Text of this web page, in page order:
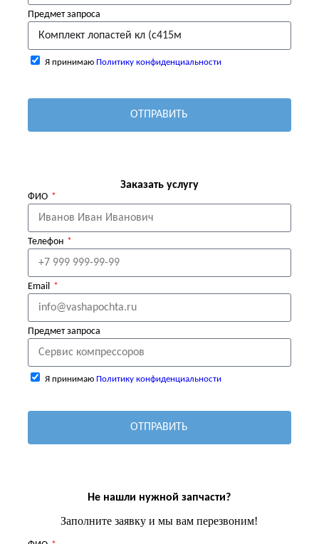
Предмет запроса
Я принимаю Политику конфиденциальности
ОТПРАВИТЬ
Заказать услугу
ФИО
Телефон
Email
Предмет запроса
Я принимаю Политику конфиденциальности
ОТПРАВИТЬ
Не нашли нужной запчасти?
Заполните заявку и мы вам перезвоним!